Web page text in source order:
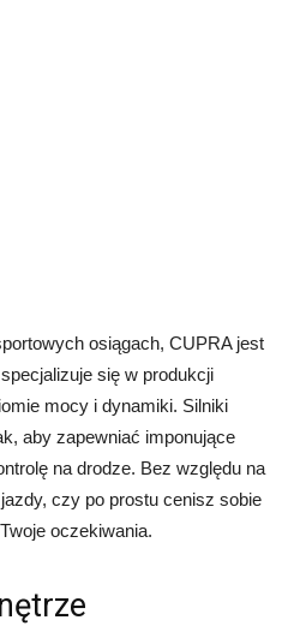
osiągach, CUPRA jest
się w produkcji
mocy i dynamiki. Silniki
aby zapewniać imponujące
na drodze. Bez względu na
czy po prostu cenisz sobie
oczekiwania.